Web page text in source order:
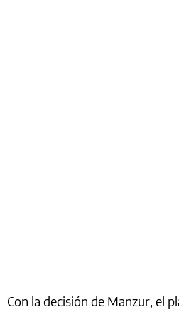
Con la decisión de Manzur, el